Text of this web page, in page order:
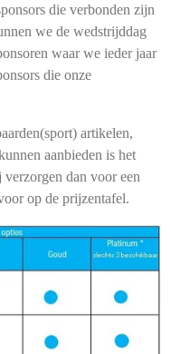
die verbonden zijn
we de wedstrijddag
waar we ieder jaar
die onze
artikelen,
aanbieden is het
dan voor een
op de prijzentafel.